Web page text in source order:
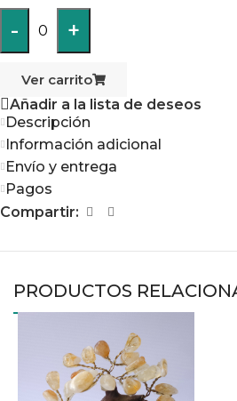
- 0 +
Ver carrito
Añadir a la lista de deseos
Descripción
Información adicional
Envío y entrega
Pagos
Compartir:
PRODUCTOS